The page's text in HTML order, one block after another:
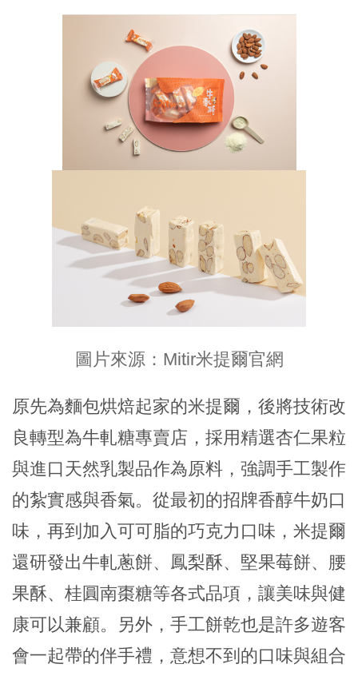
圖片來源：Mitir米提爾官網
原先為麵包烘焙起家的米提爾，後將技術改
良轉型為牛軋糖專賣店，採用精選杏仁果粒
與進口天然乳製品作為原料，強調手工製作
的紮實感與香氣。從最初的招牌香醇牛奶口
味，再到加入可可脂的巧克力口味，米提爾
還研發出牛軋蔥餅、鳳梨酥、堅果莓餅、腰
果酥、桂圓南棗糖等各式品項，讓美味與健
康可以兼顧。另外，手工餅乾也是許多遊客
會一起帶的伴手禮，意想不到的口味與組合